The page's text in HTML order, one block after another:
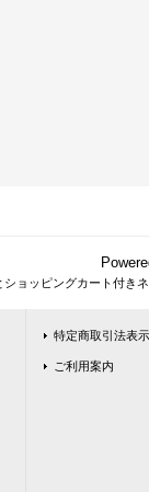
ショッピングカート付き
特定商取引法表示
ご利用案内